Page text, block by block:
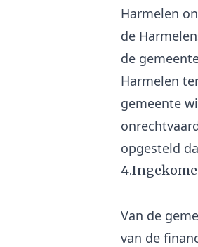
Harmelen
de
de
Harmelen
gemeente
Van de
van de